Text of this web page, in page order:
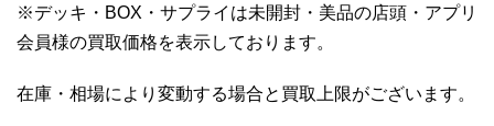
※デッキ・BOX・サプライは未開封・美品の店頭・アプリ
会員様の買取価格を表示しております。
在庫・相場により変動する場合と買取上限がございます。